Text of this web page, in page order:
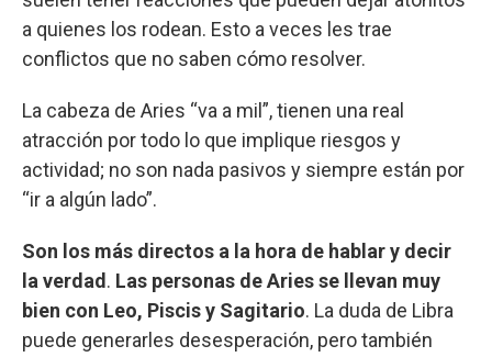
a quienes los rodean. Esto a veces les trae
conflictos que no saben cómo resolver.
La cabeza de Aries “va a mil”, tienen una real
atracción por todo lo que implique riesgos y
actividad; no son nada pasivos y siempre están por
“ir a algún lado”.
Son los más directos a la hora de hablar y decir
la verdad. Las personas de Aries se llevan muy
bien con Leo, Piscis y Sagitario. La duda de Libra
puede generarles desesperación, pero también